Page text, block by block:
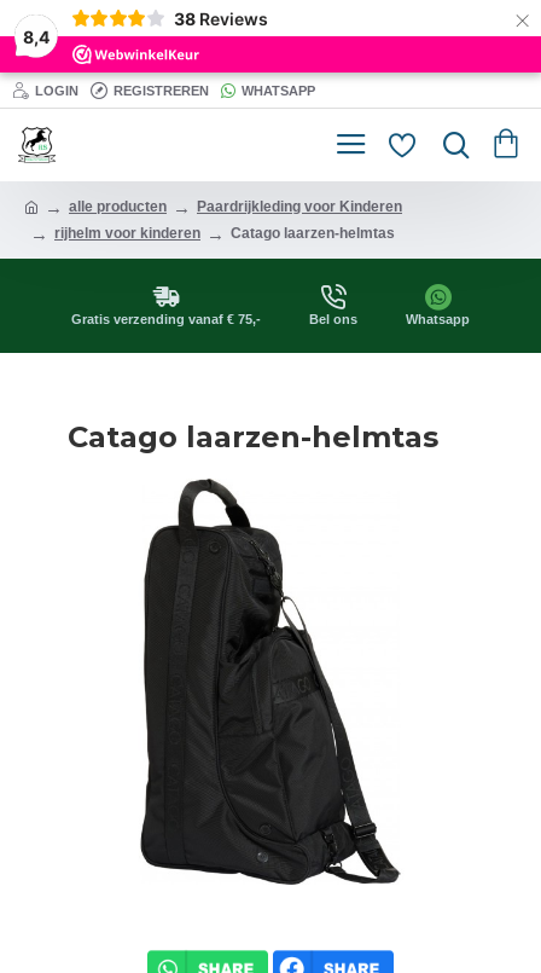
8,4
38 Reviews ×
LOGIN REGISTREREN WHATSAPP
alle producten
Paardrijkleding voor Kinderen
rijhelm voor kinderen
Catago laarzen-helmtas
Gratis verzending vanaf € 75,- Bel ons Whatsapp
Catago laarzen-helmtas